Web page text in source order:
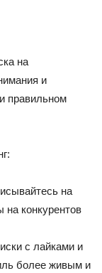
на
и
правильном
на
на конкурентов
с лайками и
более живым и